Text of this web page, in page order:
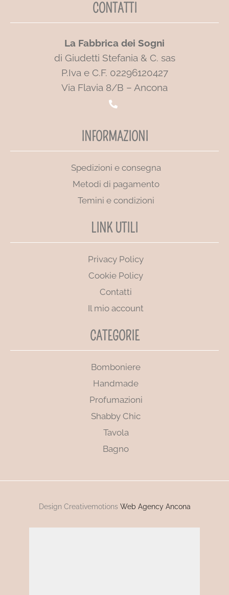
CONTATTI
La Fabbrica dei Sogni
di Giudetti Stefania & C. sas
P.Iva e C.F. 02296120427
Via Flavia 8/B – Ancona
INFORMAZIONI
Spedizioni e consegna
Metodi di pagamento
Temini e condizioni
LINK UTILI
Privacy Policy
Cookie Policy
Contatti
Il mio account
CATEGORIE
Bomboniere
Handmade
Profumazioni
Shabby Chic
Tavola
Bagno
Design Creativemotions Web Agency Ancona